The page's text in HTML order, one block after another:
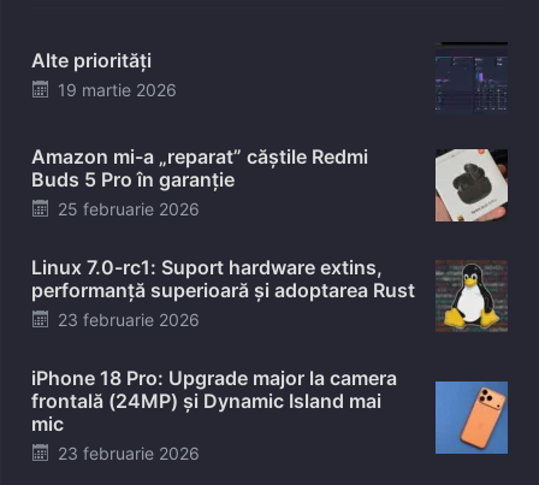
Alte priorități
Posted
19 martie 2026
Amazon mi-a „reparat” căștile Redmi
Buds 5 Pro în garanție
Posted
25 februarie 2026
Linux 7.0-rc1: Suport hardware extins,
performanță superioară și adoptarea Rust
Posted
23 februarie 2026
iPhone 18 Pro: Upgrade major la camera
frontală (24MP) și Dynamic Island mai
mic
Posted
23 februarie 2026